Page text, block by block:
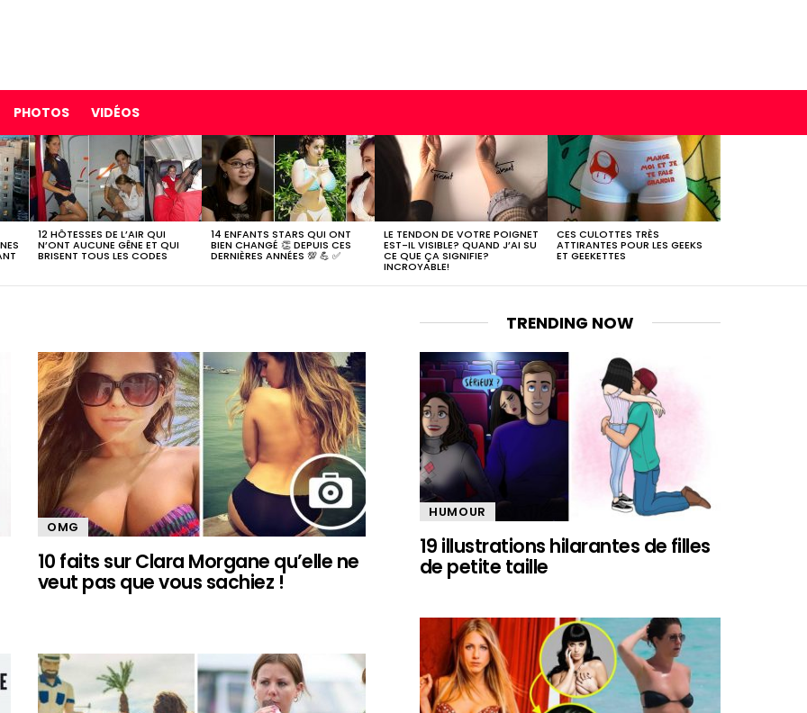
PHOTOS VIDÉOS
12 HÔTESSES DE L’AIR QUI
N’ONT AUCUNE GÊNE ET QUI
BRISENT TOUS LES CODES
14 ENFANTS STARS QUI ONT
BIEN CHANGÉ 👏 DEPUIS CES
DERNIÈRES ANNÉES 💯 💪 ✅
LE TENDON DE VOTRE POIGNET
EST-IL VISIBLE? QUAND J’AI SU
CE QUE ÇA SIGNIFIE?
INCROYABLE!
CES CULOTTES TRÈS
ATTIRANTES POUR LES GEEKS
ET GEEKETTES
OMG
10 faits sur Clara Morgane qu’elle ne
veut pas que vous sachiez !
TRENDING NOW
HUMOUR
19 illustrations hilarantes de filles
de petite taille